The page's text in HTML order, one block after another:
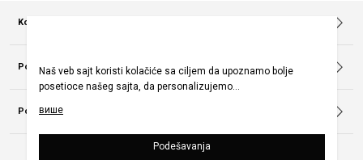
Korporacija
Pravila kampanje
Praćenje porudžbina bez članstva
Zaštita ličnih podataka
Mapa sajta
Politika Privatnosti
Pomoć
Često postavljana pitanja
Politika otkazivanja i vraćanja
Popularne kategorije